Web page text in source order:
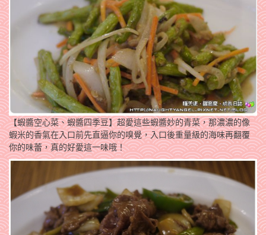
【蝦醬空心菜、蝦醬四季豆】超愛這些蝦醬妙的青菜，那濃濃的像
蝦米的香氣在入口前先直逼你的嗅覺，入口後重量級的海味再翻覆
你的味蕾，真的好愛這一味哦！